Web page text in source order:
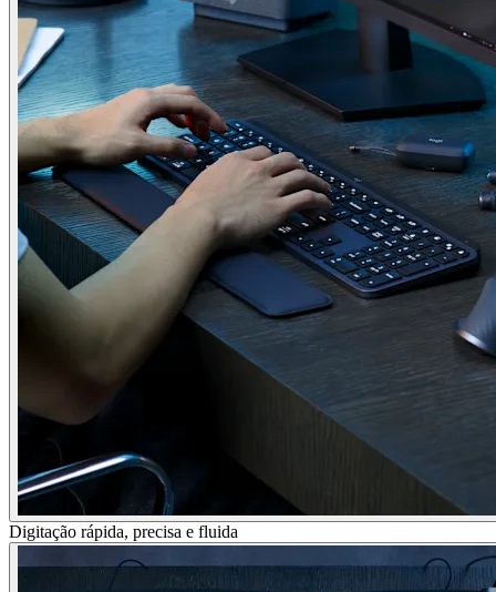
Digitação rápida, precisa e fluida